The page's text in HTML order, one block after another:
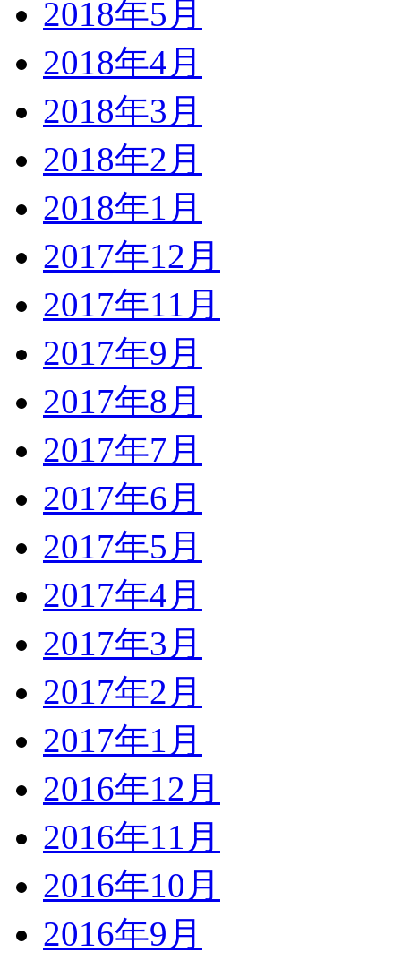
2018年5月
2018年4月
2018年3月
2018年2月
2018年1月
2017年12月
2017年11月
2017年9月
2017年8月
2017年7月
2017年6月
2017年5月
2017年4月
2017年3月
2017年2月
2017年1月
2016年12月
2016年11月
2016年10月
2016年9月